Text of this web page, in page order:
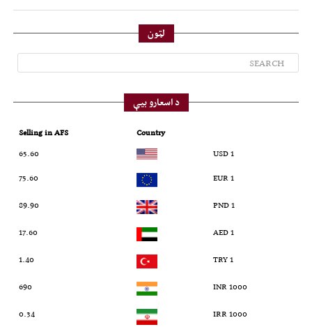
لټون
د اسعارو بیې
Country
Selling in AFS
1 USD
65.60
1 EUR
75.60
1 PND
89.90
1 AED
17.60
1 TRY
1.40
1000 INR
690
1000 IRR
0.34